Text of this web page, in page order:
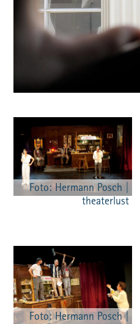
Foto: Hermann Posch |
theaterlust
Foto: Hermann Posch |